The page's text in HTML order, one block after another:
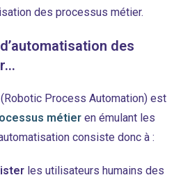
des processus métier.
des
Process Automation) est
métier en émulant les
consiste donc à :
les utilisateurs humains des